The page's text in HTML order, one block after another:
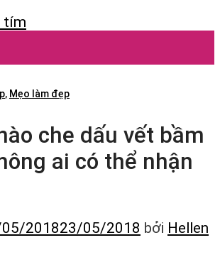
, Mẹo làm đẹp
che dấu vết bầm
ai có thể nhận
201823/05/2018 bởi Hellen